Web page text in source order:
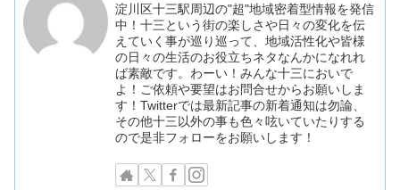
淀川区十三駅周辺の"超"地域密着型情報を発信
中！十三という街の楽しさや日々の変化を伝
えていく事が巡り巡って、地域活性化や皆様
の日々の生活のお役立ちネタなんかになれれ
ば素敵です。わーい！みんな十三においで
よ！ご依頼や要望はお問合せからお願いしま
す！Twitterでは最新記事の新着通知は勿論、
その他十三以外の事も色々呟いていたりする
ので是非フォローをお願いします！